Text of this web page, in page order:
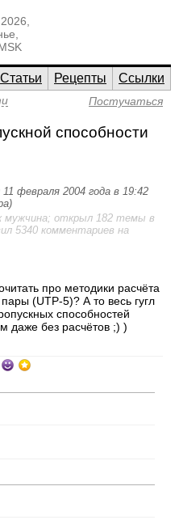
Статьи Рецепты
Ссылки
Постучаться
способности
11 февраля 2004 года в 19:42
мужчина; открыл 182 темы в
5340 комментариев на
про методики расчёта
(UTP-5)? А то весь гугл
способностей
даже без расчётов ;) )